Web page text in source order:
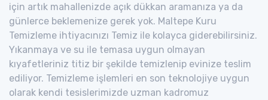
için artık mahallenizde açık dükkan aramanıza ya da
günlerce beklemenize gerek yok. Maltepe Kuru
Temizleme ihtiyacınızı Temiz ile kolayca giderebilirsiniz.
Yıkanmaya ve su ile temasa uygun olmayan
kıyafetleriniz titiz bir şekilde temizlenip evinize teslim
ediliyor. Temizleme işlemleri en son teknolojiye uygun
olarak kendi tesislerimizde uzman kadromuz